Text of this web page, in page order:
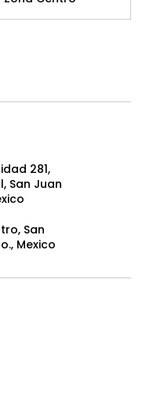
281,
San Juan
San
Mexico